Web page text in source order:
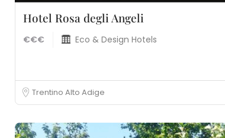
Hotel Rosa degli Angeli
€€€ Eco & Design Hotels
Trentino Alto Adige